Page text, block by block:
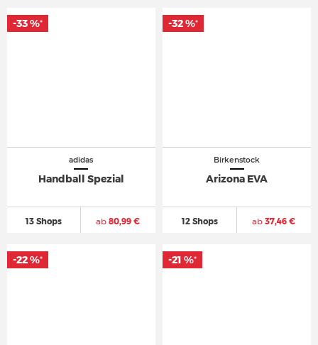
adidas
Handball Spezial
13 Shops ab 80,99 €
-33 %*
Birkenstock
Arizona EVA
12 Shops ab 37,46 €
-32 %*
-22 %* -21 %*